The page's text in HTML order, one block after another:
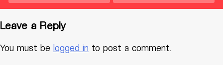
Leave a Reply
You must be logged in to post a comment.